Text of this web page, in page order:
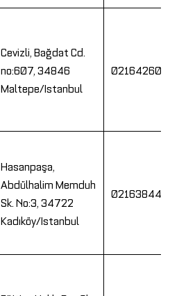
Cevizli, Bağdat Cd.
no:607, 34846
Maltepe/Istanbul
Hasanpaşa,
Abdülhalim Memduh
Sk. No:3, 34722
Kadıköy/Istanbul